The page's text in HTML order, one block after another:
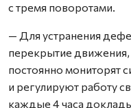
с тремя поворотами.
— Для устранения
перекрытие
постоянно мониторят
и регулируют работу
каждые 4 часа